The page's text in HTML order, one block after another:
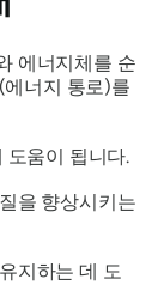
에너지체를 순
너지 통로)를
도움이 됩니다.
을 향상시키는
지하는 데 도